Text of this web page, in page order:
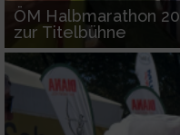
ÖM Halbmarathon
zur Titelbühne